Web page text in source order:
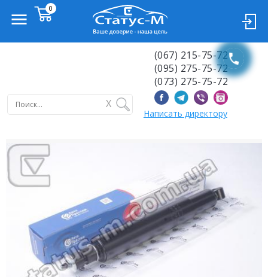
X
(067) 215-75-72
(095) 275-75-72
(073) 275-75-72
Написать директору